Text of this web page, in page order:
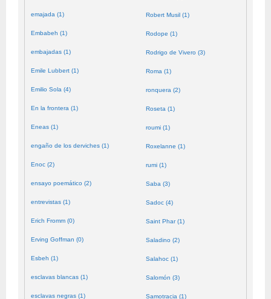
emajada (1)
Embabeh (1)
embajadas (1)
Emile Lubbert (1)
Emilio Sola (4)
En la frontera (1)
Eneas (1)
engaño de los derviches (1)
Enoc (2)
ensayo poemático (2)
entrevistas (1)
Erich Fromm (0)
Erving Goffman (0)
Esbeh (1)
esclavas blancas (1)
esclavas negras (1)
Robert Musil (1)
Rodope (1)
Rodrigo de Vivero (3)
Roma (1)
ronquera (2)
Roseta (1)
roumi (1)
Roxelanne (1)
rumi (1)
Saba (3)
Sadoc (4)
Saint Phar (1)
Saladino (2)
Salahoc (1)
Salomón (3)
Samotracia (1)